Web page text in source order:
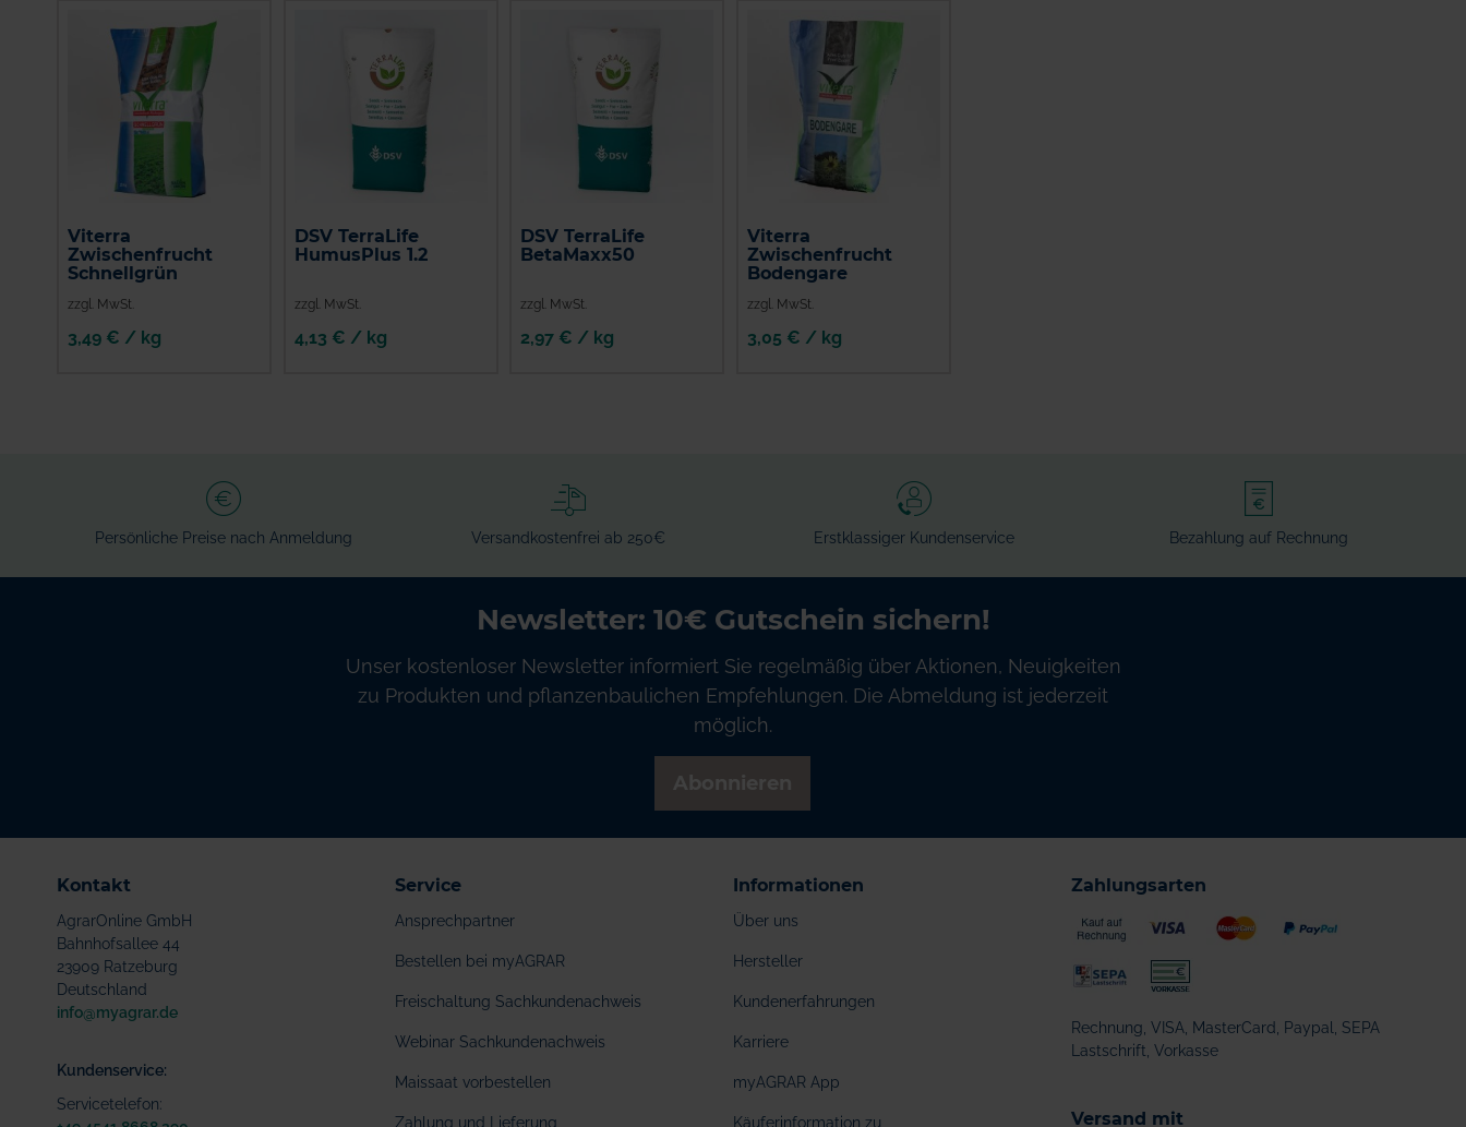
Viterra
Zwischenfrucht
Schnellgrün
zzgl. MwSt.
3,49 € / kg
DSV TerraLife
HumusPlus 1.2
zzgl. MwSt.
4,13 € / kg
DSV TerraLife
BetaMaxx50
zzgl. MwSt.
2,97 € / kg
Viterra
Zwischenfrucht
Bodengare
zzgl. MwSt.
3,05 € / kg
Persönliche Preise nach Anmeldung Versandkostenfrei ab 250€ Erstklassiger Kundenservice Bezahlung auf Rechnung
Newsletter: 10€ Gutschein sichern!
Unser kostenloser Newsletter informiert Sie regelmäßig über Aktionen, Neuigkeiten
zu Produkten und pflanzenbaulichen Empfehlungen. Die Abmeldung ist jederzeit
möglich.
Kontakt
AgrarOnline GmbH
Bahnhofsallee 44
23909 Ratzeburg
Deutschland
info@myagrar.de
Kundenservice:
Servicetelefon:
Service
Ansprechpartner
Bestellen bei myAGRAR
Freischaltung Sachkundenachweis
Webinar Sachkundenachweis
Maissaat vorbestellen
Zahlung und Lieferung
Informationen
Über uns
Hersteller
Kundenerfahrungen
Karriere
myAGRAR App
Käuferinformation zu
Zahlungsarten
Rechnung, VISA, MasterCard, Paypal, SEPA
Lastschrift, Vorkasse
Versand mit